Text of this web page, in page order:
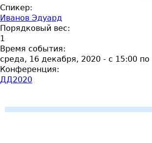
Спикер:
Иванов Эдуард
Порядковый вес:
1
Время события:
среда, 16 декабря, 2020 - с 15:00 по
Конференция:
ДД2020